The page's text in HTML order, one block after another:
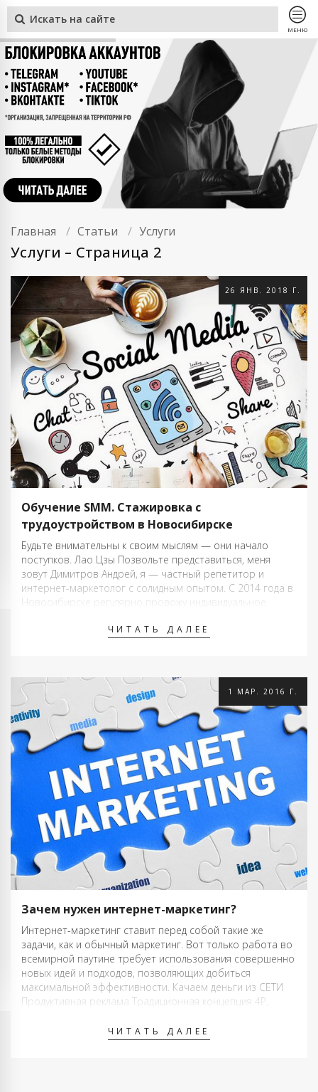
МЕНЮ
Главная Статьи Услуги
Услуги – Страница 2
26 ЯНВ. 2018 Г.
Обучение SMM. Стажировка с
трудоустройством в Новосибирске
Будьте внимательны к своим мыслям — они начало
поступков. Лао Цзы Позвольте представиться, меня
зовут Димитров Андрей, я — частный репетитор и
интернет-маркетолог с солидным опытом. С 2014 года в
Новосибирске регулярно провожу индивидуальное
руководителей компаний, PR-специалистов, менеджеров
ЧИТАТЬ ДАЛЕЕ
1 МАР. 2016 Г.
Зачем нужен интернет-маркетинг?
Интернет-маркетинг ставит перед собой такие же
задачи, как и обычный маркетинг. Вот только работа во
всемирной паутине требует использования совершенно
новых идей и подходов, позволяющих добиться
максимальной эффективности. Качаем деньги из СЕТИ
Продуктивная реклама Традиционная концепция 4P,
товара, стоимость, расположение и комплекс действий,
ЧИТАТЬ ДАЛЕЕ